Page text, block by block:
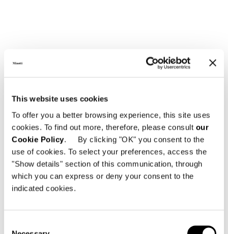
This website uses cookies
To offer you a better browsing experience, this site uses
cookies. To find out more, therefore, please consult our
Cookie Policy. By clicking "OK" you consent to the
use of cookies. To select your preferences, access the
"Show details" section of this communication, through
which you can express or deny your consent to the
indicated cookies.